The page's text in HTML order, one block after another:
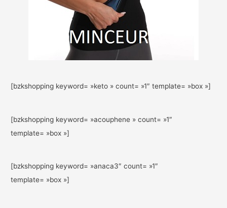
[bzkshopping keyword= »keto » count= »1″ template= »box »]
[bzkshopping keyword= »acouphene » count= »1″
template= »box »]
[bzkshopping keyword= »anaca3″ count= »1″
template= »box »]